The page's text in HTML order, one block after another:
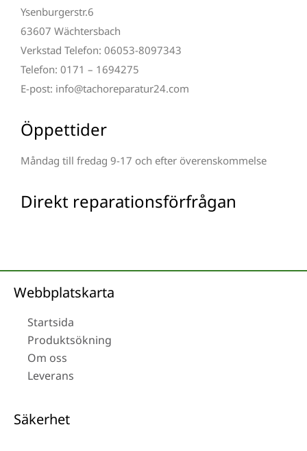
Ysenburgerstr.6
63607 Wächtersbach
Verkstad Telefon: 06053-8097343
Telefon: 0171 – 1694275
E-post: info@tachoreparatur24.com
Öppettider
Måndag till fredag 9-17 och efter överenskommelse
Direkt reparationsförfrågan
Webbplatskarta
Startsida
Produktsökning
Om oss
Leverans
Säkerhet